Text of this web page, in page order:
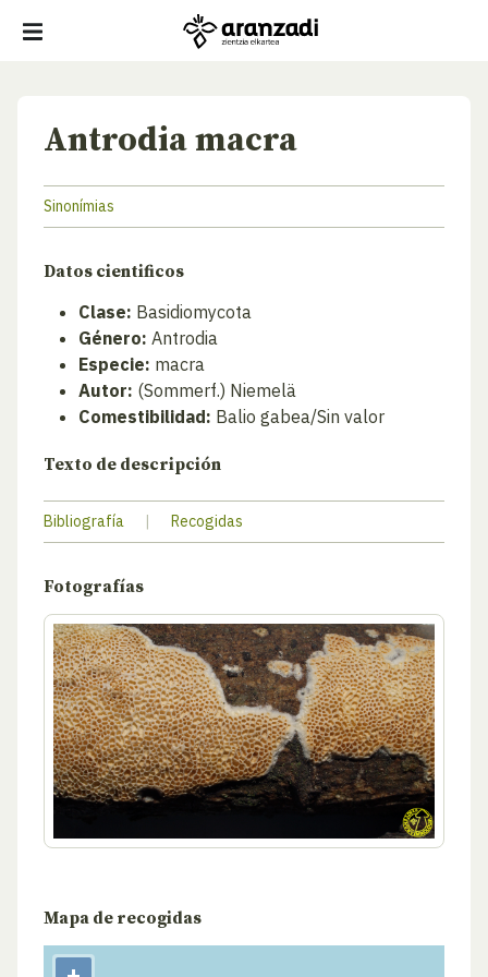
Antrodia macra
Sinonímias
Datos cientificos
Clase: Basidiomycota
Género: Antrodia
Especie: macra
Autor: (Sommerf.) Niemelä
Comestibilidad: Balio gabea/Sin valor
Texto de descripción
Bibliografía | Recogidas
Fotografías
Mapa de recogidas